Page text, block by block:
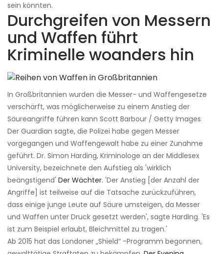
sein könnten.
Durchgreifen von Messern
und Waffen führt
Kriminelle woanders hin
In Großbritannien wurden die Messer- und Waffengesetze
verschärft, was möglicherweise zu einem Anstieg der
Säureangriffe führen kann Scott Barbour / Getty Images
Der Guardian sagte, die Polizei habe gegen Messer
vorgegangen und Waffengewalt habe zu einer Zunahme
geführt. Dr. Simon Harding, Kriminologe an der Middlesex
University, bezeichnete den Aufstieg als 'wirklich
beängstigend' Der Wächter. 'Der Anstieg [der Anzahl der
Angriffe] ist teilweise auf die Tatsache zurückzuführen,
dass einige junge Leute auf Säure umsteigen, da Messer
und Waffen unter Druck gesetzt werden', sagte Harding. 'Es
ist zum Beispiel erlaubt, Bleichmittel zu tragen.'
Ab 2015 hat das Londoner „Shield“ -Programm begonnen,